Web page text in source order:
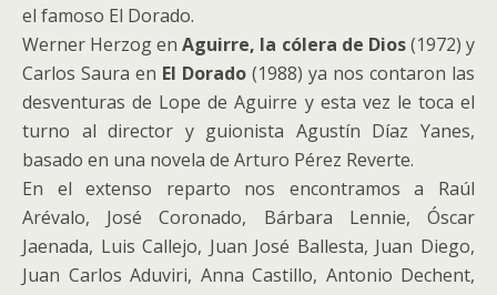
el famoso El Dorado.
Werner Herzog enAguirre, la cólera de Dios(1972) y
Carlos Saura en El Dorado (1988) ya nos contaron las
desventuras de Lope de Aguirre y esta vez le toca el
turno al director y guionista Agustín Díaz Yanes,
basado en una novela de Arturo Pérez Reverte.
En el extenso reparto nos encontramos a Raúl
Arévalo, José Coronado, Bárbara Lennie, Óscar
Jaenada, Luis Callejo, Juan José Ballesta, Juan Diego,
Juan Carlos Aduviri, Anna Castillo, Antonio Dechent,